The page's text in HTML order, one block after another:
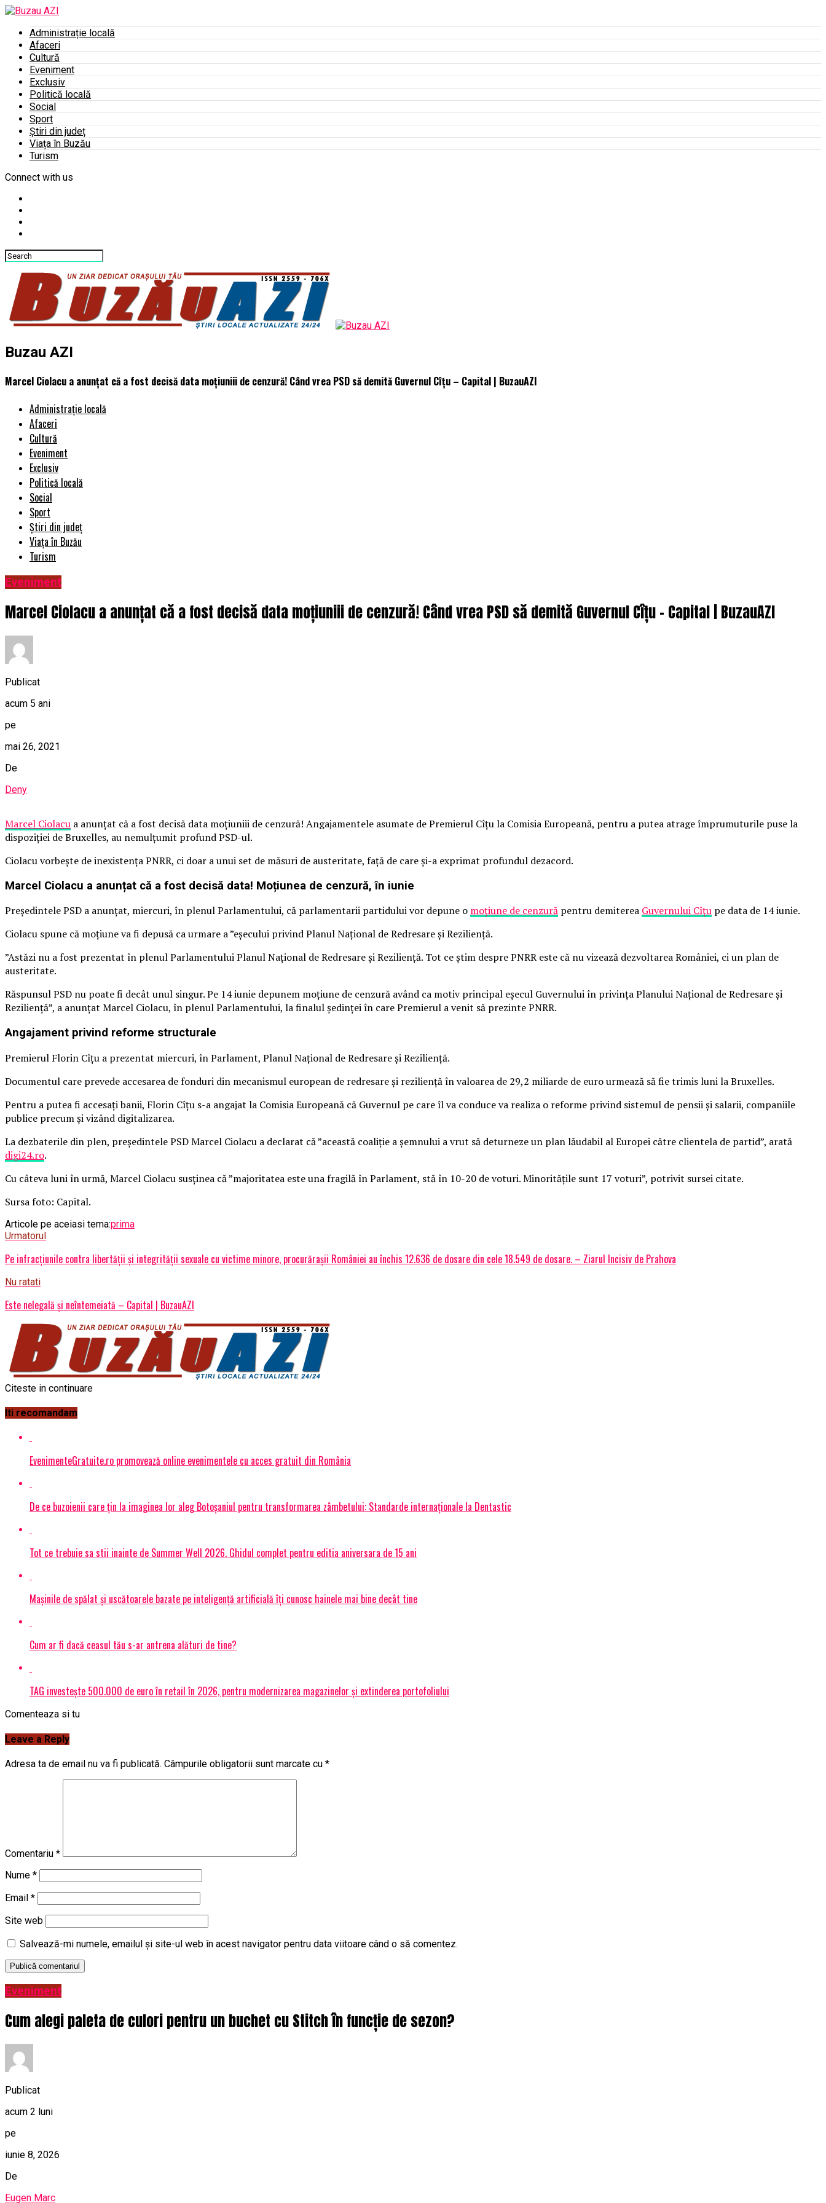
Administrație locală
Afaceri
Cultură
Eveniment
Exclusiv
Politică locală
Social
Sport
Știri din județ
Viața în Buzău
Turism
Connect with us
Buzau AZI
Marcel Ciolacu a anunțat că a fost decisă data moțiuniii de cenzură! Când vrea PSD să demită Guvernul Cîțu – Capital | BuzauAZI
Administrație locală
Afaceri
Cultură
Eveniment
Exclusiv
Politică locală
Social
Sport
Știri din județ
Viața în Buzău
Turism
Eveniment
Marcel Ciolacu a anunțat că a fost decisă data moțiuniii de cenzură! Când vrea PSD să demită Guvernul Cîțu – Capital | BuzauAZI
Publicat
acum 5 ani
pe
mai 26, 2021
De
Deny
Marcel Ciolacu a anunțat că a fost decisă data moțiuniii de cenzură! Angajamentele asumate de Premierul Cîțu la Comisia Europeană, pentru a putea atrage împrumuturile puse la
dispoziției de Bruxelles, au nemulțumit profund PSD-ul.
Ciolacu vorbește de inexistența PNRR, ci doar a unui set de măsuri de austeritate, față de care și-a exprimat profundul dezacord.
Marcel Ciolacu a anunțat că a fost decisă data! Moțiunea de cenzură, în iunie
Președintele PSD a anunțat, miercuri, în plenul Parlamentului, că parlamentarii partidului vor depune o moțiune de cenzură pentru demiterea Guvernului Cîțu pe data de 14 iunie.
Ciolacu spune că moțiune va fi depusă ca urmare a ”eșecului privind Planul Național de Redresare și Reziliență.
”Astăzi nu a fost prezentat în plenul Parlamentului Planul Național de Redresare și Reziliență. Tot ce știm despre PNRR este că nu vizează dezvoltarea României, ci un plan de
austeritate.
Răspunsul PSD nu poate fi decât unul singur. Pe 14 iunie depunem moțiune de cenzură având ca motiv principal eșecul Guvernului în privința Planului Național de Redresare și
Reziliență”, a anunțat Marcel Ciolacu, în plenul Parlamentului, la finalul ședinței în care Premierul a venit să prezinte PNRR.
Angajament privind reforme structurale
Premierul Florin Cîțu a prezentat miercuri, în Parlament, Planul Național de Redresare și Reziliență.
Documentul care prevede accesarea de fonduri din mecanismul european de redresare și reziliență în valoarea de 29,2 miliarde de euro urmează să fie trimis luni la Bruxelles.
Pentru a putea fi accesați banii, Florin Cîțu s-a angajat la Comisia Europeană că Guvernul pe care îl va conduce va realiza o reforme privind sistemul de pensii și salarii, companiile
publice precum și vizând digitalizarea.
La dezbaterile din plen, președintele PSD Marcel Ciolacu a declarat că ”această coaliție a șemnului a vrut să deturneze un plan lăudabil al Europei către clientela de partid”, arată
digi24.ro.
Cu câteva luni în urmă, Marcel Ciolacu susținea că ”majoritatea este una fragilă în Parlament, stă în 10-20 de voturi. Minorităţile sunt 17 voturi”, potrivit sursei citate.
Sursa foto: Capital.
Articole pe aceiasi tema:prima
Urmatorul
Pe infracțiunile contra libertății și integrității sexuale cu victime minore, procurărașii României au închis 12.636 de dosare din cele 18.549 de dosare. – Ziarul Incisiv de Prahova
Nu ratati
Este nelegală și neîntemeiată – Capital | BuzauAZI
Citeste in continuare
Iti recomandam
EvenimenteGratuite.ro promovează online evenimentele cu acces gratuit din România
De ce buzoienii care țin la imaginea lor aleg Botoșaniul pentru transformarea zâmbetului: Standarde internaționale la Dentastic
Tot ce trebuie sa stii inainte de Summer Well 2026. Ghidul complet pentru editia aniversara de 15 ani
Mașinile de spălat și uscătoarele bazate pe inteligență artificială îți cunosc hainele mai bine decât tine
Cum ar fi dacă ceasul tău s-ar antrena alături de tine?
TAG investește 500.000 de euro în retail în 2026, pentru modernizarea magazinelor și extinderea portofoliului
Comenteaza si tu
Leave a Reply
Adresa ta de email nu va fi publicată. Câmpurile obligatorii sunt marcate cu *
Comentariu *
Nume *
Email *
Site web
Salvează-mi numele, emailul și site-ul web în acest navigator pentru data viitoare când o să comentez.
Eveniment
Cum alegi paleta de culori pentru un buchet cu Stitch în funcție de sezon?
Publicat
acum 2 luni
pe
iunie 8, 2026
De
Eugen Marc